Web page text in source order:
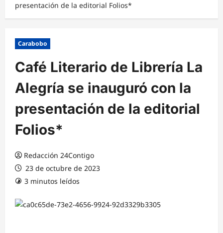
presentación de la editorial Folios*
Carabobo
Café Literario de Librería La
Alegría se inauguró con la
presentación de la editorial
Folios*
Redacción 24Contigo
23 de octubre de 2023
3 minutos leídos